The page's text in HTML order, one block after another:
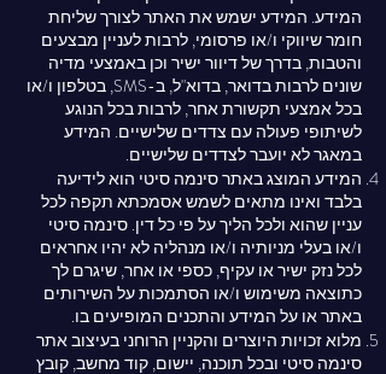
המידע. המידע ישמש את האתר לצורך שליחת
חומר שיווקי ו/או פרסומי, לרבות לעניין מבצעים
והטבות, בדרך של דיוור ישיר וכן באמצעי מדיה
שונים לרבות בדואר, בדוא"ל, ב-SMS, בטלפון ו/או
בכל אמצעי תקשורת אחר, לרבות בכל הנוגע
לשיתופי פעולה עם צדדים שלישיים. המידע
במאגר לא יועבר לצדדים שלישיים.
המידע המוצג באתר סינמה סיטי הוא לידיעה
בלבד ואינו מתאים לשמש אסמכתא תקפה לכל
עניין שהוא ולכל הליך על פי כל דין. סינמה סיטי
ו/או בעלי מניותיה ו/או מנהליה לא יהיו אחראים
לכל נזק ישיר או עקיף, כספי או אחר, שיגרם לך
כתוצאה משימוש ו/או הסתמכות על השירותים
באתר או על המידע והתכנים המופיעים בו.
מלוא זכויות היוצרים והקניין הרוחני בעיצוב אתר
סינמה סיטי ובכל תוכנה, יישום, קוד מחשב, קובץ